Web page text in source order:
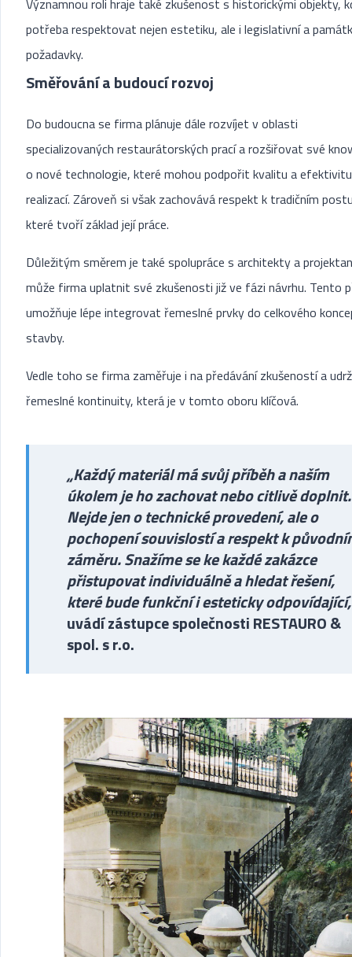
potřeba respektovat nejen estetiku, ale i legislativní a
požadavky.
Směřování a budoucí rozvoj
Do budoucna se firma plánuje dále rozvíjet v oblasti
specializovaných restaurátorských prací a rozšiřovat své
o nové technologie, které mohou podpořit kvalitu a efektivitu
realizací. Zároveň si však zachovává respekt k tradičním
které tvoří základ její práce.
Důležitým směrem je také spolupráce s architekty a
může firma uplatnit své zkušenosti již ve fázi návrhu. Tento
umožňuje lépe integrovat řemeslné prvky do celkového
stavby.
Vedle toho se firma zaměřuje i na předávání zkušeností a
řemeslné kontinuity, která je v tomto oboru klíčová.
„Každý materiál má svůj příběh a naším
úkolem je ho zachovat nebo citlivě doplnit.
Nejde jen o technické provedení, ale o
pochopení souvislostí a respekt k
záměru. Snažíme se ke každé zakázce
přistupovat individuálně a hledat řešení,
které bude funkční i esteticky
uvádí zástupce společnosti RESTAURO &
spol. s r.o.